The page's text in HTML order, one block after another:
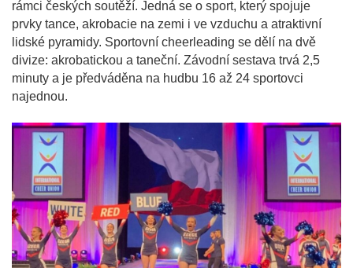
rámci českých soutěží. Jedná se o sport, který spojuje
prvky tance, akrobacie na zemi i ve vzduchu a atraktivní
lidské pyramidy. Sportovní cheerleading se dělí na dvě
divize: akrobatickou a taneční. Závodní sestava trvá 2,5
minuty a je předváděna na hudbu 16 až 24 sportovci
najednou.